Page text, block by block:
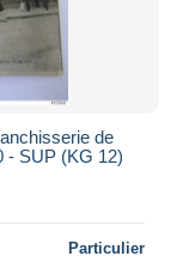
de
- SUP (KG 12)
Particulier